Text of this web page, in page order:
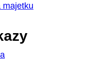
majetku